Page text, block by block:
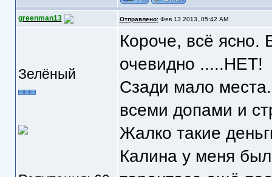
greenman13 Отправлено:Фев 13 2013, 05:42 AM
Зелёный
Короче, всё ясно.
очевидно .....НЕТ!
Сзади мало
всеми допами и
Жалко такие
Калина у меня